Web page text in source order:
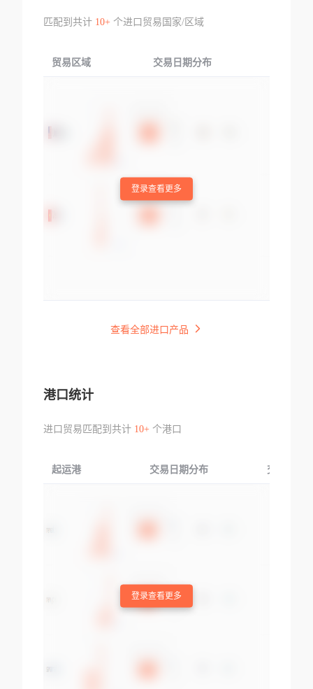
匹配到共计 10+个进口贸易国家/区域
贸易区域 交易日期分布
登录查看更多
查看全部进口产品
港口统计
进口贸易匹配到共计 10+个港口
起运港 交易日期分布 交易产品
登录查看更多